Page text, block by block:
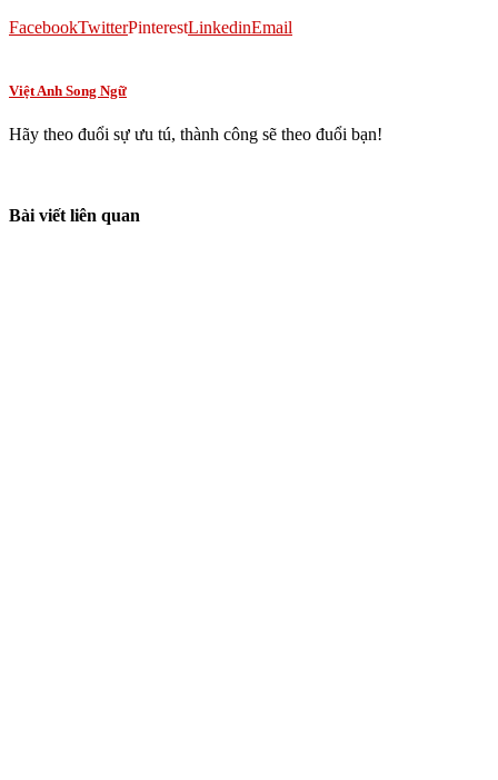
FacebookTwitterPinterestLinkedinEmail
Việt Anh Song Ngữ
Hãy theo đuổi sự ưu tú, thành công sẽ theo đuổi bạn!
Bài viết liên quan